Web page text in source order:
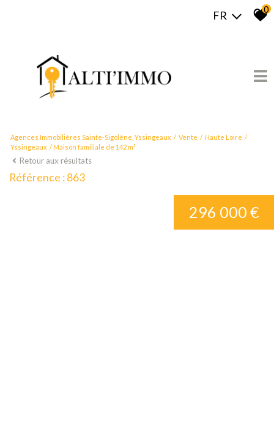
FR 0
Agences Immobilières Sainte-Sigolène, Yssingeaux Vente
Haute Loire
Yssingeaux
Maison familiale de 142 m²
Retour aux résultats
Référence : 863
296 000 €